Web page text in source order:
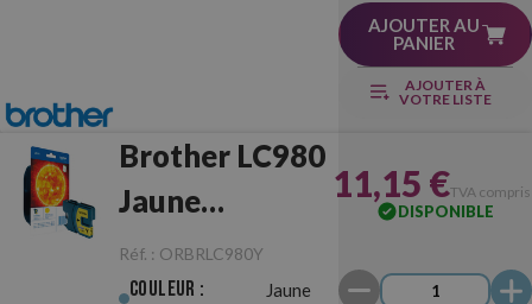
AJOUTER AU
PANIER
AJOUTER À
VOTRE LISTE
Brother LC980
Jaune
Originale
Réf. : ORBRLC980Y
Couleur : Jaune
11,15 €TVA
DISPONIBLE